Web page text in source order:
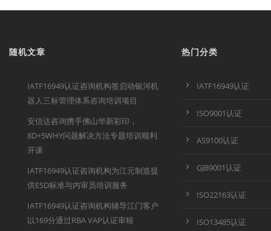
随机文章
IATF16949认证咨询机构签启动银河机
器人三标管理体系咨询培训项目
安信达咨询携手佛山华新彩印，
8D+5WHY问题解决方法专题培训顺利
开课
IATF16949认证咨询机构为江元制造提
供ESD标准与内审员培训服务
IATF16949认证咨询机构辅导江门客户
以169分通过RBA VAP认证审核
热门分类
IATF16949认证
ISO9001认证
AS9100认证
GJB9001认证
ISO22163认证
ISO13485认证